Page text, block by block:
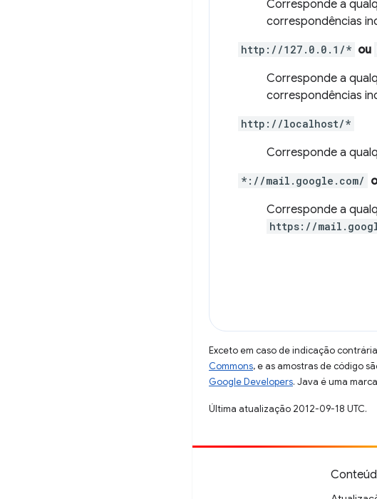
Corresponde a
correspondências
http://127.0.0.1/* ou
Corresponde a
correspondências
http://localhost/*
Corresponde a
*://mail.google.com/
Corresponde a
https://
Exceto em caso de indicação
Commons, e as amostras de código
Google Developers. Java é uma
Última atualização 2012-09-18 UTC.